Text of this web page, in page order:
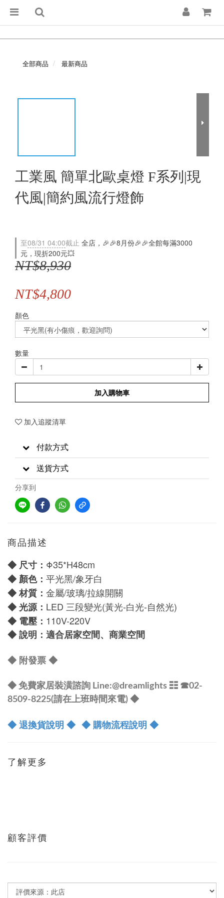
全部商品 最新商品
工業風 簡單北歐桌燈 F系列|現
代風|簡約風流行燈飾
至08/31 04:00截止 全店，🎉🎉8月份🎉🎉全館每滿3000
元，現折200元💥
NT$8,930
NT$4,800
顏色
數量
加入購物車
加入追蹤清單
付款方式
送貨方式
分享到
商品描述
◆ 尺寸： Φ35*H48cm
◆ 顏色： 平光黑/象牙白
◆材質： 金屬/玻璃/拉線開關
◆光源： LED 三段變光(黃光-白光-自然光)
◆ 電壓： 110V-220V
◆說明：適合居家空間、商業空間
◆ 附發票◆
◆ 免費家居裝潢諮詢 Line:@dreamlights ☷ ☎02-
8509-8225(請在上班時間來電) ◆
◆ 退換貨說明 ◆ ◆ 購物流程說明 ◆
了解更多
顧客評價